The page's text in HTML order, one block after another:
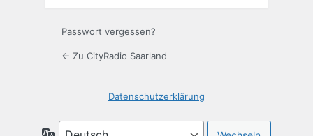
Passwort vergessen?
← Zu CityRadio Saarland
Datenschutzerklärung
Sprache